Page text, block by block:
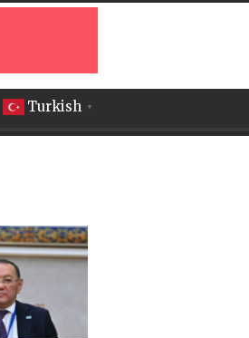
Turkish ▼